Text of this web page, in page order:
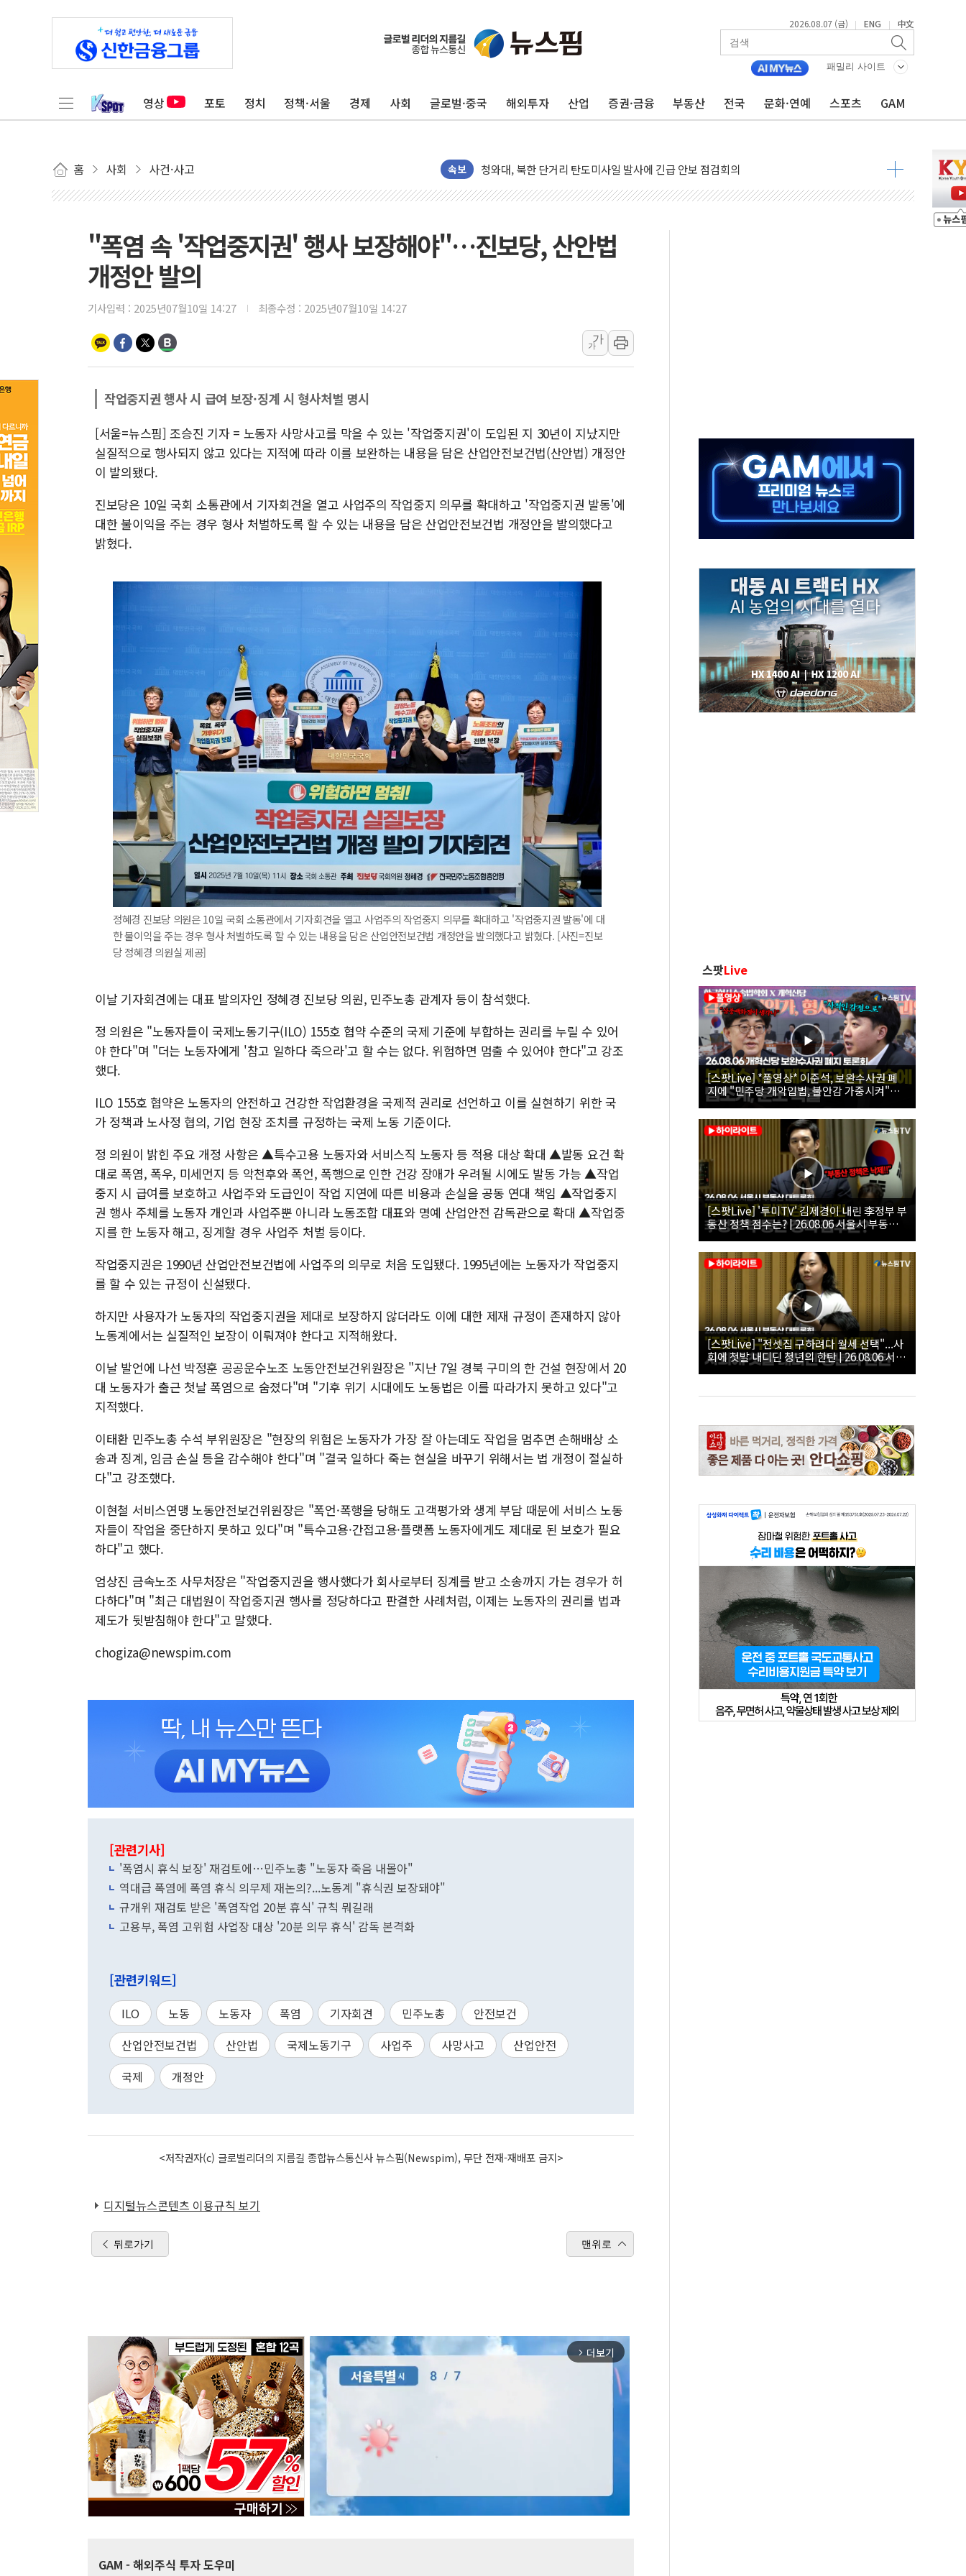
2026.08.07 (금) | ENG | 中文
패밀리 사이트
영상 포토 정치 정책·서울 경제 사회 글로벌·중국 해외투자 산업 증권·금융 부동산 전국 문화·연예 스포츠 GAM
홈 사회 사건·사고 속보
리투아니아 국방 "러, 우크라 드론으로 나토 회원국 공격 검토… 거짓 깃발 작전"
구광모, 내주 실리콘밸리서 젠슨 황 재회…로봇·AI 데이터센터·모빌리티 구체화
김정관 장관 "영업이익 N% 성과급 반대…상법·자본시장법 개정 논의"
뉴욕증시 프리뷰, 미 주가선물 AI주 차익실현 속 혼조세...웨스턴디지털·샌디스크↓
금값 7주 만에 최고…美 고용 둔화·호르무즈 재개방 기대에 강세
[인도증시] 중동 긴장 완화에 실적 호조까지, 상승...호실적 보고 기업 상승세 뚜렷
[베트남 증시] 지수 하락 속 'DGC' 임시 주총 기대감에 홀로 상한가…마진 잔액은 사상 최고
'월가의 황제' 다이먼 "금융시장 레버리지 위험수위…숨은 차입이 더 큰 변수"
[3보] 북, 원산서 동해로 단거리 탄도미사일 1발 발사… 올해 10번째·42일 만 도발
우크라 드론 전술, 중남미 콜롬비아에 새 안보 위기… 반군·마약카르텔이 습득해 전투 활용
구미 폐염산처리업체서 불 2시간30여분만에 진화...외국인 노동자 숨져
해군과 함께하는 '불금전파, 송정' 시즌2
"폭염 속 '작업중지권' 행사 보장해야"…진보당, 산안법
개정안 발의
기사입력 : 2025년07월10일 14:27 최종수정 : 2025년07월10일 14:27
가
가
작업중지권 행사 시 급여 보장·징계 시 형사처벌 명시
[서울=뉴스핌] 조승진 기자 = 노동자 사망사고를 막을 수 있는 '작업중지권'이 도입된 지 30년이 지났지만
실질적으로 행사되지 않고 있다는 지적에 따라 이를 보완하는 내용을 담은 산업안전보건법(산안법) 개정안
이 발의됐다.
진보당은 10일 국회 소통관에서 기자회견을 열고 사업주의 작업중지 의무를 확대하고 '작업중지권 발동'에
대한 불이익을 주는 경우 형사 처벌하도록 할 수 있는 내용을 담은 산업안전보건법 개정안을 발의했다고
밝혔다.
정혜경 진보당 의원은 10일 국회 소통관에서 기자회견을 열고 사업주의 작업중지 의무를 확대하고 '작업중지권 발동'에 대
한 불이익을 주는 경우 형사 처벌하도록 할 수 있는 내용을 담은 산업안전보건법 개정안을 발의했다고 밝혔다. [사진=진보
당 정혜경 의원실 제공]
이날 기자회견에는 대표 발의자인 정혜경 진보당 의원, 민주노총 관계자 등이 참석했다.
정 의원은 "노동자들이 국제노동기구(ILO) 155호 협약 수준의 국제 기준에 부합하는 권리를 누릴 수 있어
야 한다"며 "더는 노동자에게 '참고 일하다 죽으라'고 할 수는 없다. 위험하면 멈출 수 있어야 한다"고 강조
했다.
ILO 155호 협약은 노동자의 안전하고 건강한 작업환경을 국제적 권리로 선언하고 이를 실현하기 위한 국
가 정책과 노사정 협의, 기업 현장 조치를 규정하는 국제 노동 기준이다.
정 의원이 밝힌 주요 개정 사항은 ▲특수고용 노동자와 서비스직 노동자 등 적용 대상 확대 ▲발동 요건 확
대로 폭염, 폭우, 미세먼지 등 악천후와 폭언, 폭행으로 인한 건강 장애가 우려될 시에도 발동 가능 ▲작업
중지 시 급여를 보호하고 사업주와 도급인이 작업 지연에 따른 비용과 손실을 공동 연대 책임 ▲작업중지
권 행사 주체를 노동자 개인과 사업주뿐 아니라 노동조합 대표와 명예 산업안전 감독관으로 확대 ▲작업중
지를 한 노동자 해고, 징계할 경우 사업주 처벌 등이다.
작업중지권은 1990년 산업안전보건법에 사업주의 의무로 처음 도입됐다. 1995년에는 노동자가 작업중지
를 할 수 있는 규정이 신설됐다.
하지만 사용자가 노동자의 작업중지권을 제대로 보장하지 않더라도 이에 대한 제재 규정이 존재하지 않아
노동계에서는 실질적인 보장이 이뤄져야 한다고 지적해왔다.
이날 발언에 나선 박정훈 공공운수노조 노동안전보건위원장은 "지난 7일 경북 구미의 한 건설 현장에서 20
대 노동자가 출근 첫날 폭염으로 숨졌다"며 "기후 위기 시대에도 노동법은 이를 따라가지 못하고 있다"고
지적했다.
이태환 민주노총 수석 부위원장은 "현장의 위험은 노동자가 가장 잘 아는데도 작업을 멈추면 손해배상 소
송과 징계, 임금 손실 등을 감수해야 한다"며 "결국 일하다 죽는 현실을 바꾸기 위해서는 법 개정이 절실하
다"고 강조했다.
이현철 서비스연맹 노동안전보건위원장은 "폭언·폭행을 당해도 고객평가와 생계 부담 때문에 서비스 노동
자들이 작업을 중단하지 못하고 있다"며 "특수고용·간접고용·플랫폼 노동자에게도 제대로 된 보호가 필요
하다"고 했다.
엄상진 금속노조 사무처장은 "작업중지권을 행사했다가 회사로부터 징계를 받고 소송까지 가는 경우가 허
다하다"며 "최근 대법원이 작업중지권 행사를 정당하다고 판결한 사례처럼, 이제는 노동자의 권리를 법과
제도가 뒷받침해야 한다"고 말했다.
chogiza@newspim.com
[관련기사]
'폭염시 휴식 보장' 재검토에…민주노총 "노동자 죽음 내몰아"
역대급 폭염에 폭염 휴식 의무제 재논의?...노동계 "휴식권 보장돼야"
규개위 재검토 받은 '폭염작업 20분 휴식' 규칙 뭐길래
고용부, 폭염 고위험 사업장 대상 '20분 의무 휴식' 감독 본격화
[관련키워드]
ILO 노동 노동자 폭염 기자회견 민주노총
안전보건
산업안전보건법
산안법 국제노동기구 사업주 사망사고
산업안전
국제
개정안
<저작권자(c) 글로벌리더의 지름길 종합뉴스통신사 뉴스핌(Newspim), 무단 전재-재배포 금지>
디지털뉴스콘텐츠 이용규칙 보기
뒤로가기 맨위로
arrow_forward_ios 더보기
GAM - 해외주식 투자 도우미
스팟Live
[스팟Live] *풀영상* 이준석, 보완수사권 폐
지에 "민주당 개악입법, 불안감 가중시켜"｜
26.08.06 개혁신당 보완수사권 폐지 토론회
[스팟Live] '투미TV' 김제경이 내린 李정부 부
동산 정책 점수는? | 26.08.06 서울시 부동산
대토론회
[스팟Live] "전셋집 구하려다 월세 선택"...사
회에 첫발 내디딘 청년의 한탄 | 26.08.06 서울
시 부동산 대토론회